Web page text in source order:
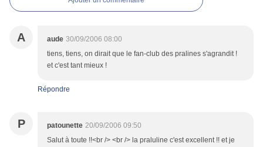
A aude 30/09/2006 08:00
tiens, tiens, on dirait que le fan-club des pralines s'agrandit !
et c'est tant mieux !
Répondre
P patounette 20/09/2006 09:50
Salut à toute !!<br /> <br /> la praluline c'est excellent !! et je